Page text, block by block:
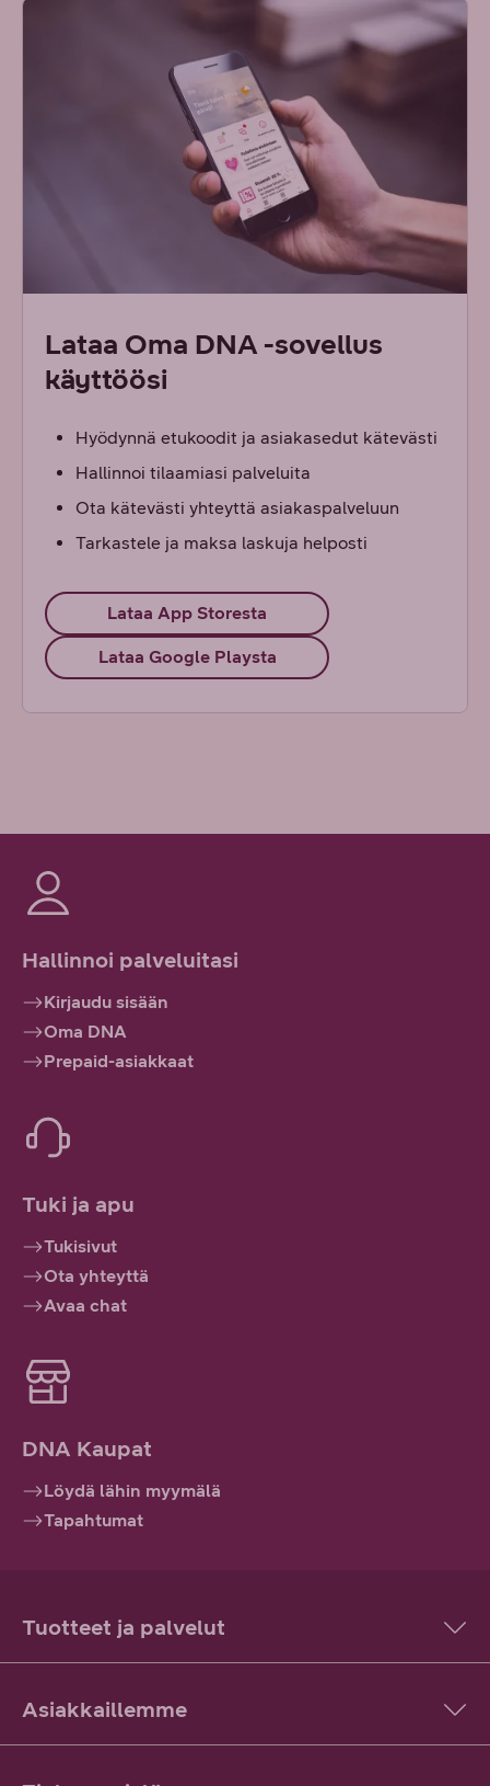
Lataa Oma DNA -sovellus
käyttöösi
Hyödynnä etukoodit ja asiakasedut kätevästi
Hallinnoi tilaamiasi palveluita
Ota kätevästi yhteyttä asiakaspalveluun
Tarkastele ja maksa laskuja helposti
Lataa App Storesta
Lataa Google Playsta
Hallinnoi palveluitasi
Kirjaudu sisään
Oma DNA
Prepaid-asiakkaat
Tuki ja apu
Tukisivut
Ota yhteyttä
Avaa chat
DNA Kaupat
Löydä lähin myymälä
Tapahtumat
Tuotteet ja palvelut
Asiakkaillemme